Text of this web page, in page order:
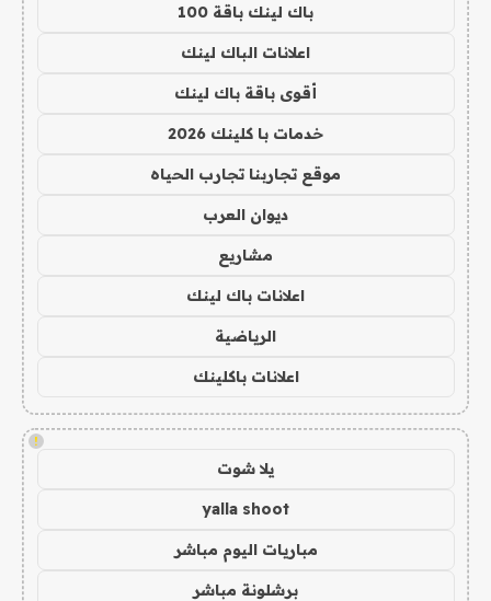
باك لينك باقة 100
اعلانات الباك لينك
أقوى باقة باك لينك
خدمات با كلينك 2026
موقع تجاربنا تجارب الحياه
ديوان العرب
مشاريع
اعلانات باك لينك
الرياضية
اعلانات باكلينك
!
يلا شوت
yalla shoot
مباريات اليوم مباشر
برشلونة مباشر